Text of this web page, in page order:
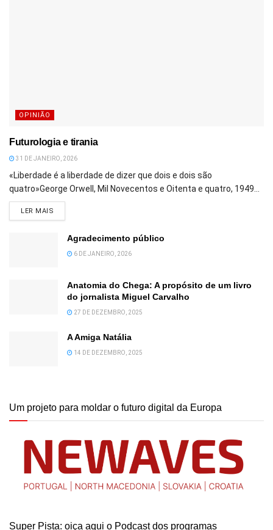
OPINIÃO
Futurologia e tirania
31 DE JANEIRO, 2026
«Liberdade é a liberdade de dizer que dois e dois são
quatro»George Orwell, Mil Novecentos e Oitenta e quatro, 1949...
LER MAIS
Agradecimento público
6 DE JANEIRO, 2026
Anatomia do Chega: A propósito de um livro
do jornalista Miguel Carvalho
27 DE DEZEMBRO, 2025
A Amiga Natália
14 DE DEZEMBRO, 2025
Um projeto para moldar o futuro digital da Europa
Super Pista: oiça aqui o Podcast dos programas